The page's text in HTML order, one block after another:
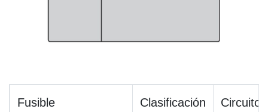
Fusible
Clasificación
Circuito